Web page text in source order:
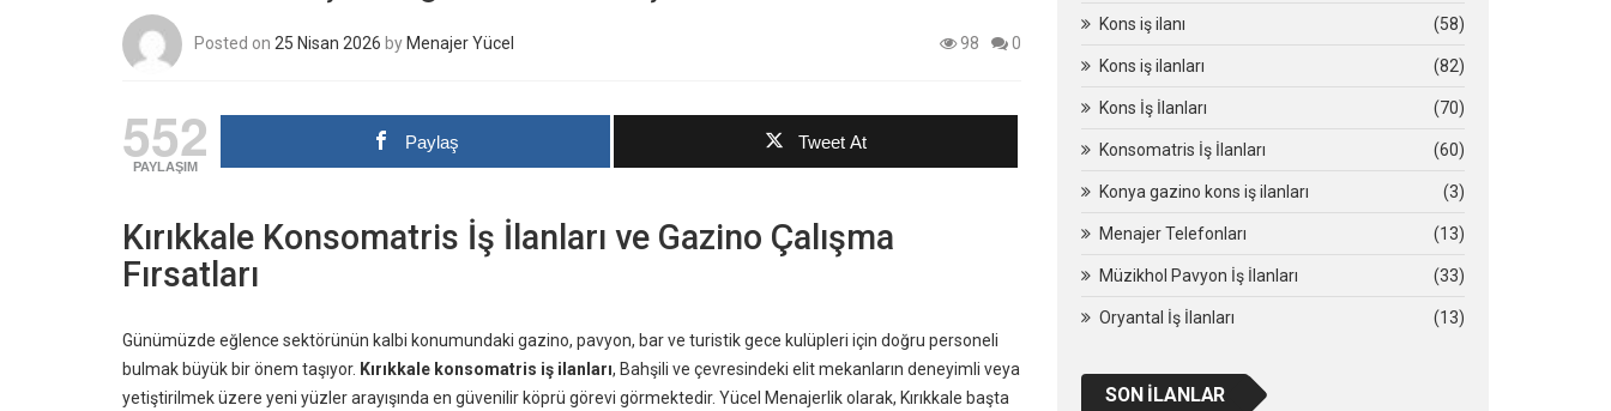
Posted on 25 Nisan 2026 byMenajer Yücel 98 0
552
PAYLAŞIM
Paylaş Tweet At
Kırıkkale Konsomatris İş İlanları ve Gazino Çalışma
Fırsatları
Günümüzde eğlence sektörünün kalbi konumundaki gazino, pavyon, bar ve turistik gece kulüpleri için doğru personeli
bulmak büyük bir önem taşıyor. Kırıkkale konsomatris iş ilanları, Bahşili ve çevresindeki elit mekanların deneyimli veya
yetiştirilmek üzere yeni yüzler arayışında en güvenilir köprü görevi görmektedir. Yücel Menajerlik olarak, Kırıkkale başta
Kons iş ilanı (58)
Kons iş ilanları (82)
Kons İş İlanları (70)
Konsomatris İş İlanları (60)
Konya gazino kons iş ilanları (3)
Menajer Telefonları (13)
Müzikhol Pavyon İş İlanları (33)
Oryantal İş İlanları (13)
SON İLANLAR